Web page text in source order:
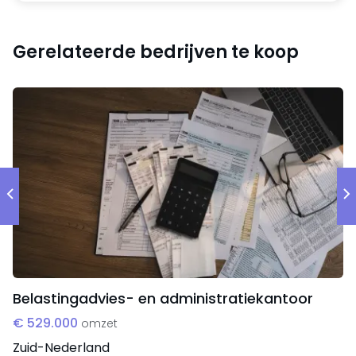
340.000,- waarbij de groeimogelijkheden nog steeds
Transactievorm
Er zal sprake zijn van een activatransactie. De
vraagprijs bedraagt € 125.000,-.
Gerelateerde bedrijven te koop
Belastingadvies- en administratiekantoor
€ 529.000 omzet
Zuid-Nederland